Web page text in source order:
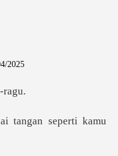
2025
tangan